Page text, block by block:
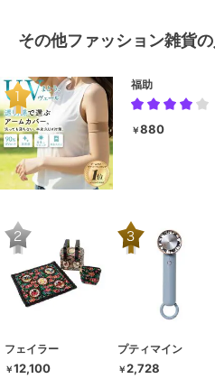
その他ファッション雑貨
福助
￥880
フェイラー
￥12,100
プティマイン
￥2,728